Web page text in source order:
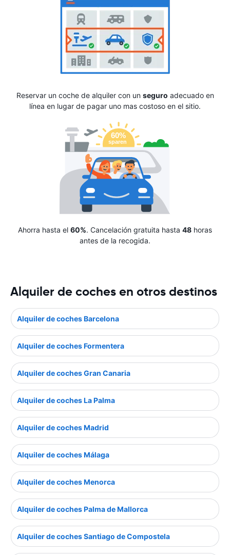
Reservar un coche de alquiler con un seguro adecuado en
línea en lugar de pagar uno mas costoso en el sitio.
Ahorra hasta el 60%. Cancelación gratuita hasta 48 horas
antes de la recogida.
Alquiler de coches en otros destinos
Alquiler de coches Barcelona
Alquiler de coches Formentera
Alquiler de coches Gran Canaria
Alquiler de coches La Palma
Alquiler de coches Madrid
Alquiler de coches Málaga
Alquiler de coches Menorca
Alquiler de coches Palma de Mallorca
Alquiler de coches Santiago de Compostela